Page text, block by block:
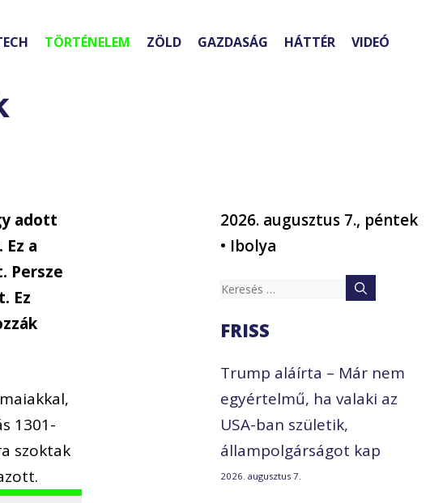
TÖRTÉNELEM ZÖLD GAZDASÁG HÁTTÉR VIDEÓ
adott
a
Persze
Ez
1301-
szoktak
2026. augusztus 7., péntek
• Ibolya
Keresés:
FRISS
Trump aláírta – Már nem
egyértelmű, ha valaki az
USA-ban születik,
állampolgárságot kap
2026. augusztus 7.